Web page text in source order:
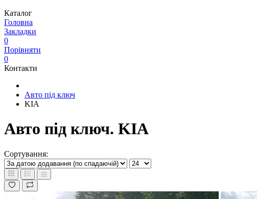
Каталог
Головна
Закладки
0
Порівняти
0
Контакти
Авто під ключ
KIA
Авто під ключ. KIA
Сортування: